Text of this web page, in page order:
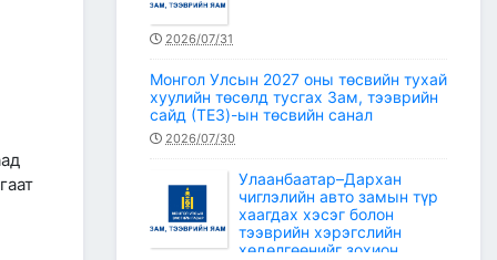
2026/07/31
Монгол Улсын 2027 оны төсвийн тухай
хуулийн төсөлд тусгах Зам, тээврийн
сайд (ТЕЗ)-ын төсвийн санал
2026/07/30
Улаанбаатар–Дархан
чиглэлийн авто замын түр
хаагдах хэсэг болон
тээврийн хэрэгслийн
хөдөлгөөнийг зохион